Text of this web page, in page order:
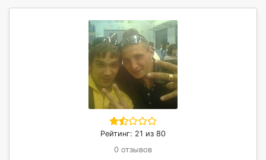
Рейтинг: 21 из 80
0 отзывов